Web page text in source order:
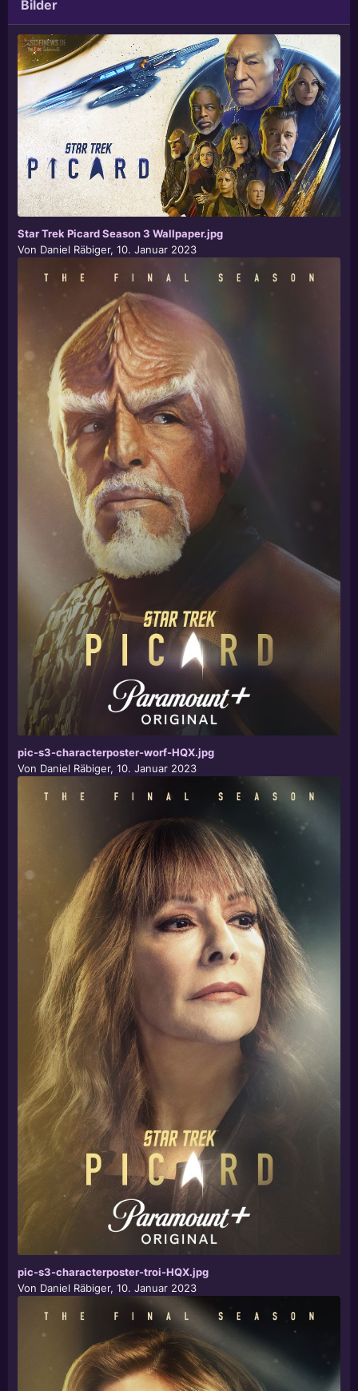
Bilder
Star Trek Picard Season 3 Wallpaper.jpg
Von Daniel Räbiger, 10. Januar 2023
pic-s3-characterposter-worf-HQX.jpg
Von Daniel Räbiger, 10. Januar 2023
pic-s3-characterposter-troi-HQX.jpg
Von Daniel Räbiger, 10. Januar 2023